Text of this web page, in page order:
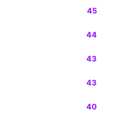
45
44
43
43
40